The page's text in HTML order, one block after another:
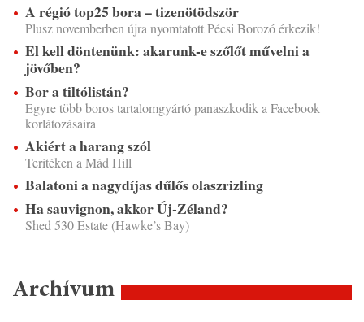
A régió top25 bora – tizenötödször
Plusz novemberben újra nyomtatott Pécsi Borozó érkezik!
El kell döntenünk: akarunk-e szőlőt művelni a
jövőben?
Bor a tiltólistán?
Egyre több boros tartalomgyártó panaszkodik a Facebook
korlátozásaira
Akiért a harang szól
Terítéken a Mád Hill
Balatoni a nagydíjas dűlős olaszrizling
Ha sauvignon, akkor Új-Zéland?
Shed 530 Estate (Hawke’s Bay)
Archívum